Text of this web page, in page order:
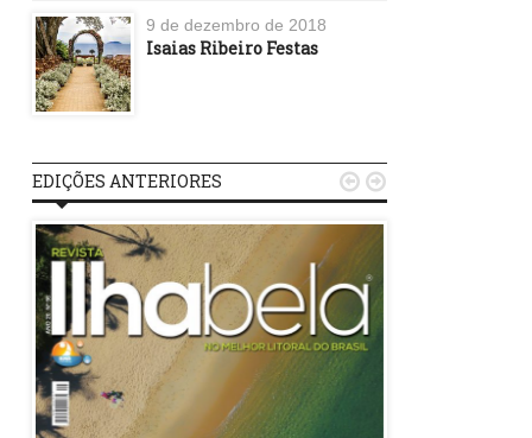
9 de dezembro de 2018
Isaias Ribeiro Festas
EDIÇÕES ANTERIORES  